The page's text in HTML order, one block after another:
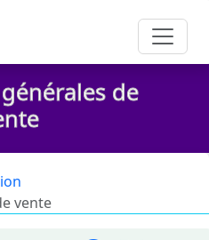
de
vente